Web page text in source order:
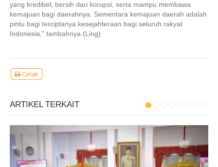
yang kredibel, bersih dari korupsi, serta mampu membawa
kemajuan bagi daerahnya. Sementara kemajuan daerah adalah
pintu bagi terciptanya kesejahteraan bagi seluruh rakyat
Indonesia,” tambahnya.(Ling)
Cetak
ARTIKEL TERKAIT